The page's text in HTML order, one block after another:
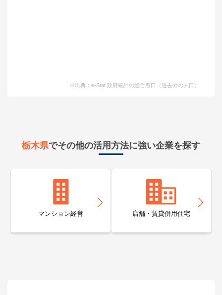
※出典：e-Stat 政府統計の総合窓口（過去分の人口）
栃木県でその他の活用方法に強い企業を探す
マンション経営 店舗・賃貸併用住宅